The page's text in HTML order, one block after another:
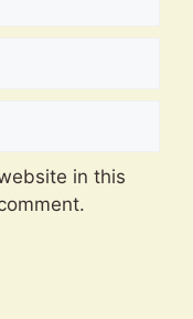
in this